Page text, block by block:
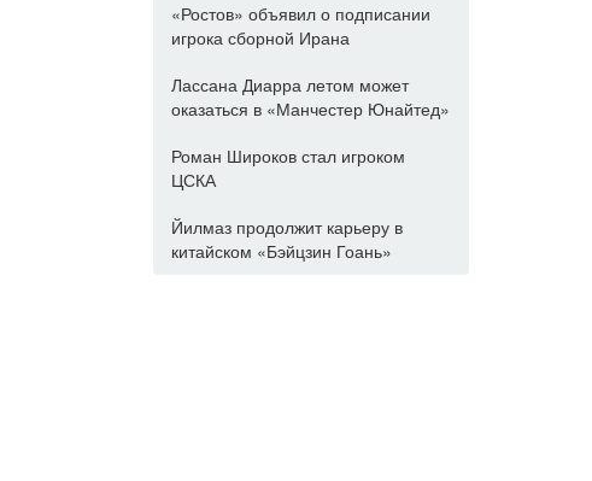
«Ростов» объявил о подписании
игрока сборной Ирана
Лассана Диарра летом может
оказаться в «Манчестер Юнайтед»
Роман Широков стал игроком
ЦСКА
Йилмаз продолжит карьеру в
китайском «Бэйцзин Гоань»